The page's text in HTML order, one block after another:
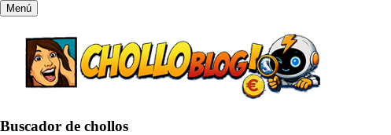
Menú
Buscador de chollos